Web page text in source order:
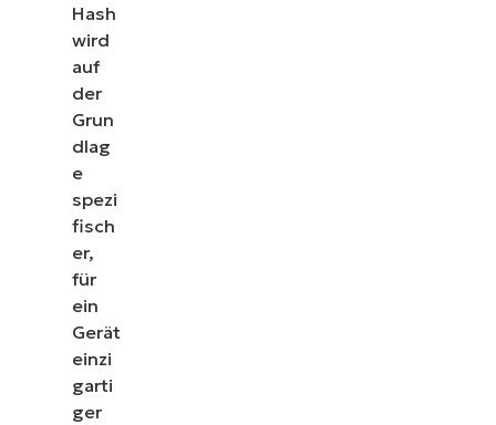
Hash
wird
auf
der
Grun
dlag
e
spezi
fisch
er,
für
ein
Gerät
einzi
garti
ger